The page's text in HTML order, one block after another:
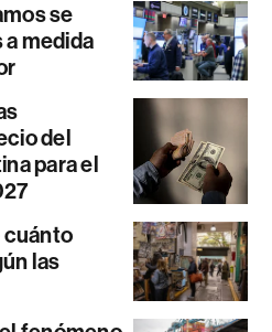
se
medida
del
para el
cuánto
las